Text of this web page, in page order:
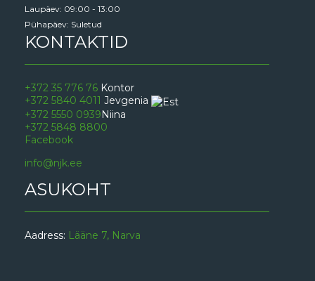
Laupäev: 09:00 - 13:00
Pühapäev: Suletud
KONTAKTID
+372 35 776 76 Kontor
+372 5840 4011 Jevgenia
+372 5550 0939Niina
+372 5848 8800
Facebook
info@njk.ee
ASUKOHT
Aadress: Lääne 7, Narva